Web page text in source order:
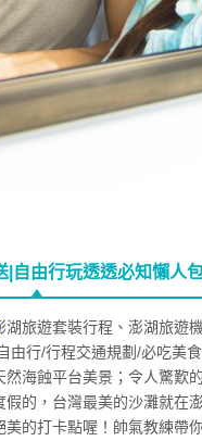
|自由行玩透透必知懶人
湖旅遊套裝行程、澎湖旅遊
由行/行程交通規劃/必吃美
然海蝕平台美景；令人驚歎
假的，台灣最美的沙灘就在
美的打卡點喔！帥氣教練帶